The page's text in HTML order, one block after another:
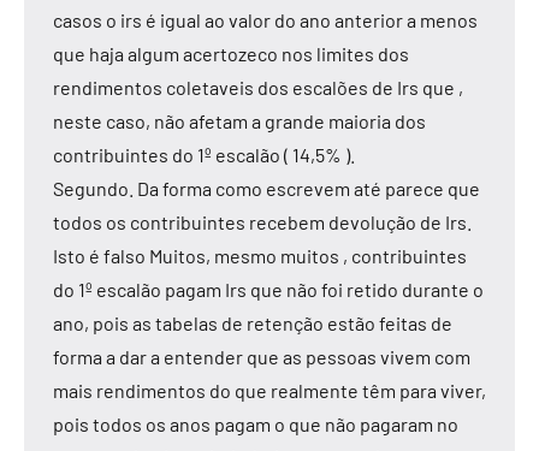
casos o irs é igual ao valor do ano anterior a menos
que haja algum acertozeco nos limites dos
rendimentos coletaveis dos escalões de Irs que ,
neste caso, não afetam a grande maioria dos
contribuintes do 1º escalão ( 14,5% ).
Segundo. Da forma como escrevem até parece que
todos os contribuintes recebem devolução de Irs.
Isto é falso Muitos, mesmo muitos , contribuintes
do 1º escalão pagam Irs que não foi retido durante o
ano, pois as tabelas de retenção estão feitas de
forma a dar a entender que as pessoas vivem com
mais rendimentos do que realmente têm para viver,
pois todos os anos pagam o que não pagaram no